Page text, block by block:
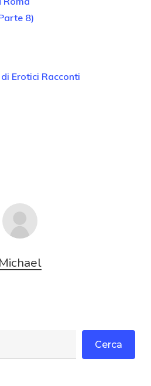
8)
Erotici Racconti
Michael
Cerca